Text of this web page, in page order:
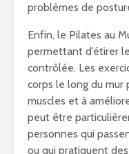
problèmes de
Enfin, le Pilates au
permettant d’étirer
contrôlée. Les
corps le long du mur
muscles et à
peut être
personnes qui
ou qui pratiquent